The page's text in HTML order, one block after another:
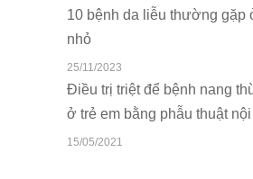
10 bệnh da liễu thường gặp
nhỏ
25/11/2023
Điều trị triệt để bệnh nang
ở trẻ em bằng phẫu thuật
15/05/2021